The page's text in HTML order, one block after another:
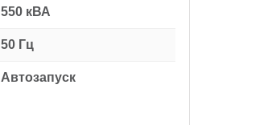
550 кВА
50 Гц
Автозапуск